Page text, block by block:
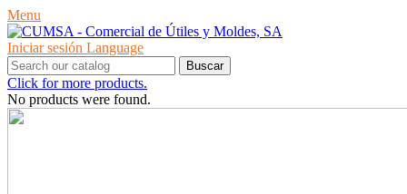
Menu
Iniciar sesión Language
Buscar
Click for more products.
No products were found.